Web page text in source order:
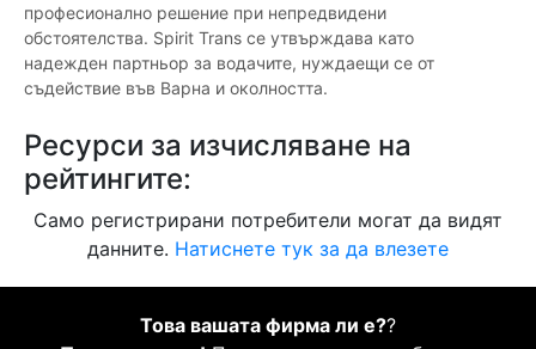
професионално решение при непредвидени
обстоятелства. Spirit Trans се утвърждава като
надежден партньор за водачите, нуждаещи се от
съдействие във Варна и околността.
Ресурси за изчисляване на
рейтингите:
Само регистрирани потребители могат да видят
данните. Натиснете тук за да влезете
Това вашата фирма ли е??